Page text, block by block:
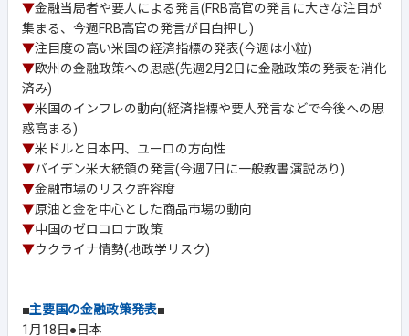
▼金融当局者や要人による発言(FRB高官の発言に大きな注目が
集まる、今週FRB高官の発言が目白押し)
▼注目度の高い米国の経済指標の発表(今週は小粒)
▼欧州の金融政策への思惑(先週2月2日に金融政策の発表を消化
済み)
▼米国のインフレの動向(経済指標や要人発言などで今後への思
惑高まる)
▼米ドルと日本円、ユーロの方向性
▼バイデン米大統領の発言(今週7日に一般教書演説あり)
▼金融市場のリスク許容度
▼原油と金を中心とした商品市場の動向
▼中国のゼロコロナ政策
▼ウクライナ情勢(地政学リスク)
■主要国の金融政策発表■
1月18日●日本